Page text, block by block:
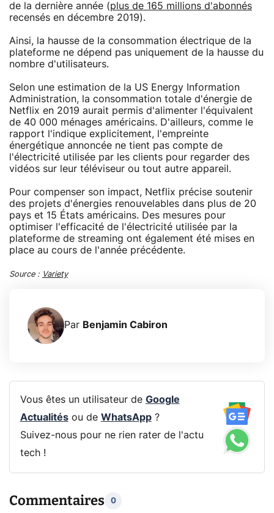
de la dernière année (plus de 165 millions d'abonnés
recensés en décembre 2019).
Ainsi, la hausse de la consommation électrique de la
plateforme ne dépend pas uniquement de la hausse du
nombre d'utilisateurs.
Selon une estimation de la US Energy Information
Administration, la consommation totale d'énergie de
Netflix en 2019 aurait permis d'alimenter l'équivalent
de 40 000 ménages américains. D'ailleurs, comme le
rapport l'indique explicitement, l'empreinte
énergétique annoncée ne tient pas compte de
l'électricité utilisée par les clients pour regarder des
vidéos sur leur téléviseur ou tout autre appareil.
Pour compenser son impact, Netflix précise soutenir
des projets d'énergies renouvelables dans plus de 20
pays et 15 États américains. Des mesures pour
optimiser l'efficacité de l'électricité utilisée par la
plateforme de streaming ont également été mises en
place au cours de l'année précédente.
Source : Variety
Par Benjamin Cabiron
Vous êtes un utilisateur de Google
Actualitésou de WhatsApp?
Suivez-nous pour ne rien rater de l'actu
tech !
Commentaires 0